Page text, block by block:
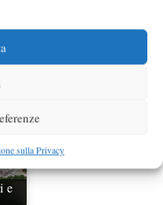
sulla Privacy
e